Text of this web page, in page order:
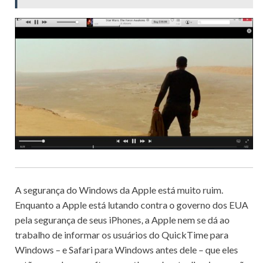
A segurança do Windows da Apple está muito ruim.
Enquanto a Apple está lutando contra o governo dos EUA
pela segurança de seus iPhones, a Apple nem se dá ao
trabalho de informar os usuários do QuickTime para
Windows – e Safari para Windows antes dele – que eles